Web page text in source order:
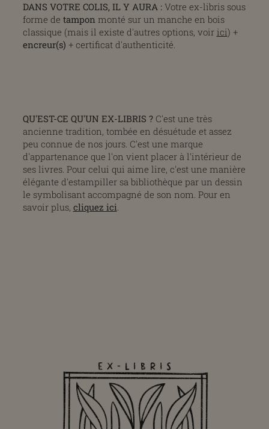
DANS VOTRE COLIS, IL Y AURA :Votre ex-libris sous
forme de tampon monté sur un manche en bois
classique (mais il existe d'autres options, voir ici) +
encreur(s) + certificat d'authenticité.
QU'EST-CE QU'UN EX-LIBRIS ?C'est une très
ancienne tradition, tombée en désuétude et assez
peu connue de nos jours. C'est une marque
d'appartenance que l'on vient placer à l'intérieur de
ses livres. Pour celui qui aime lire, c'est une manière
élégante d'estampiller sa bibliothèque par un dessin
le symbolisant accompagné de son nom. Pour en
savoir plus, cliquez ici.